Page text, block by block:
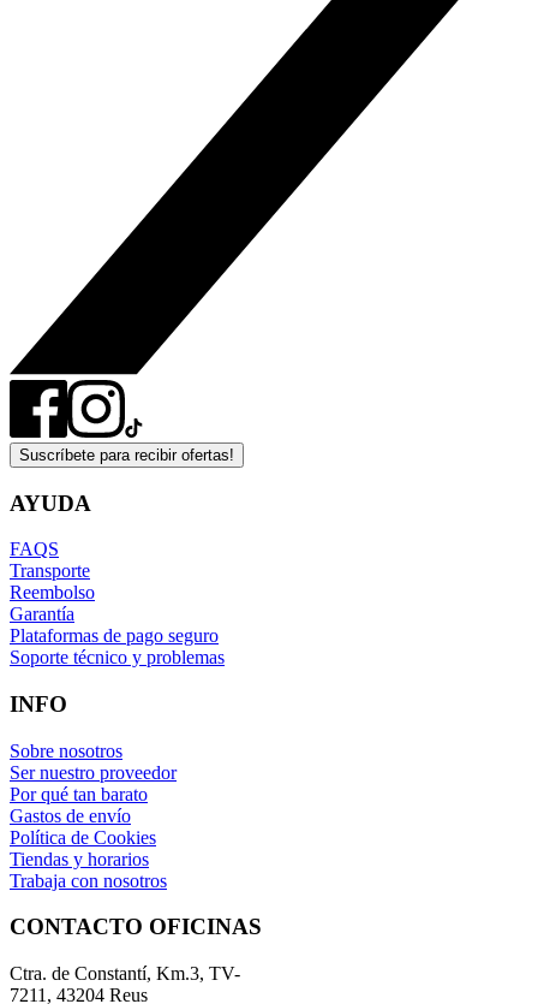
Suscríbete para recibir ofertas!
AYUDA
FAQS
Transporte
Reembolso
Garantía
Plataformas de pago seguro
Soporte técnico y problemas
INFO
Sobre nosotros
Ser nuestro proveedor
Por qué tan barato
Gastos de envío
Política de Cookies
Tiendas y horarios
Trabaja con nosotros
CONTACTO OFICINAS
Ctra. de Constantí, Km.3, TV-
7211, 43204 Reus